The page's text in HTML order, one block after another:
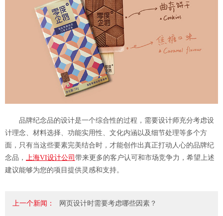
品牌纪念品的设计是一个综合性的过程，需要设计师充分考虑设
计理念、材料选择、功能实用性、文化内涵以及细节处理等多个方
面，只有当这些要素完美结合时，才能创作出真正打动人心的品牌纪
念品，
上海VI设计公司 带来更多的客户认可和市场竞争力，希望上述
建议能够为您的项目提供灵感和支持。
上一个新闻： 网页设计时需要考虑哪些因素？